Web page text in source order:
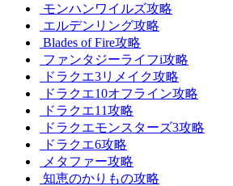
モンハンワイルズ攻略
エルデンリング攻略
Blades of Fire攻略
ファンタジーライフi攻略
ドラクエ3リメイク攻略
ドラクエ10オフライン攻略
ドラクエ11攻略
ドラクエモンスターズ3攻略
ドラクエ6攻略
メタファー攻略
知恵のかりもの攻略